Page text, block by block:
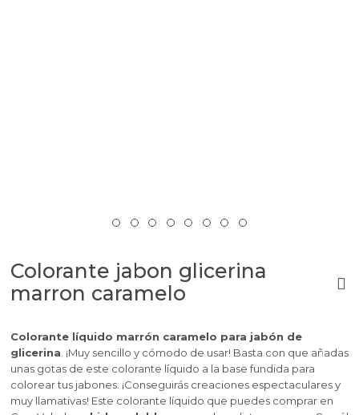
Colorante jabon glicerina
marron caramelo
Colorante líquido marrón caramelo para jabón de
glicerina . ¡Muy sencillo y cómodo de usar! Basta con que añadas
unas gotas de este colorante líquido a la base fundida para
colorear tus jabones. ¡Conseguirás creaciones espectaculares y
muy llamativas! Este colorante líquido que puedes comprar en